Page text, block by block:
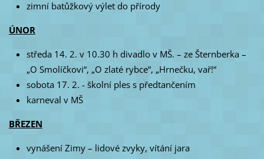
zimní batůžkový výlet do přírody
ÚNOR
středa 14. 2. v 10.30 h divadlo v MŠ. – ze Šternberka –
„O Smolíčkovi“, „O zlaté rybce“, „Hrnečku, vař!“
sobota 17. 2. - školní ples s předtančením
karneval v MŠ
BŘEZEN
vynášení Zimy – lidové zvyky, vítání jara